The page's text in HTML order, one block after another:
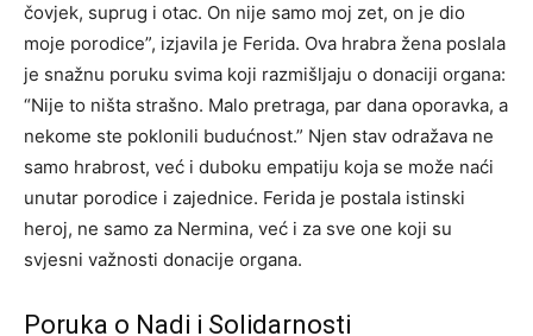
čovjek, suprug i otac. On nije samo moj zet, on je dio
moje porodice”, izjavila je Ferida. Ova hrabra žena poslala
je snažnu poruku svima koji razmišljaju o donaciji organa:
“Nije to ništa strašno. Malo pretraga, par dana oporavka, a
nekome ste poklonili budućnost.” Njen stav odražava ne
samo hrabrost, već i duboku empatiju koja se može naći
unutar porodice i zajednice. Ferida je postala istinski
heroj, ne samo za Nermina, već i za sve one koji su
svjesni važnosti donacije organa.
Poruka o Nadi i Solidarnosti